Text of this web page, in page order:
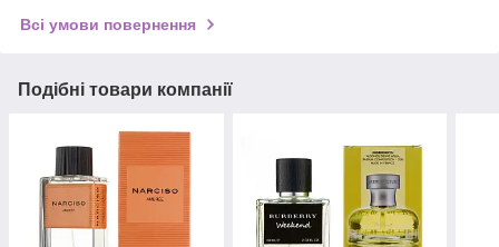
Всі умови повернення
Подібні товари компанії